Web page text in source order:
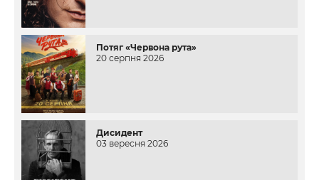
Потяг «Червона рута»
20 серпня 2026
Дисидент
03 вересня 2026